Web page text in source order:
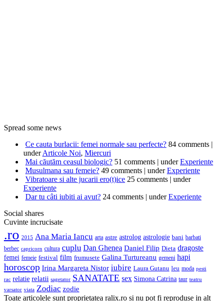
Spread some news
Ce cauta burlacii: femei normale sau perfecte? 84 comments |
underArticole Noi, Miercuri
Mai căutăm ceasul biologic? 51 comments | underExperiente
Musulmana sau femeie? 49 comments | underExperiente
Vibratoare si alte jucarii ero(t)ice 25 comments | under
Experiente
Dar tu câti iubiti ai avut? 24 comments | underExperiente
Social shares
Cuvinte incrucisate
.ro 2015 Ana Maria Iancu arta astre astrolog astrologie bani barbati
berbec capricorn cultura cuplu Dan Ghenea Daniel Filip Dieta dragoste
femei femeie festival film frumusete Galina Turtureanu gemeni hapi
horoscop Irina Margareta Nistor iubire Laura Gutanu leu moda pesti
rac relatie relatii sagetator SANATATE sex Simona Catrina taur teatru
varsator viata Zodiac zodie
Toate articolele sunt proprietatea ralix.ro si nu pot fi reproduse in alt